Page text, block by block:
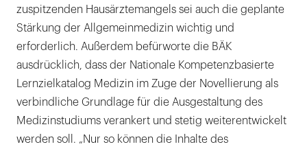
zuspitzenden Hausärztemangels sei auch die geplante
Stärkung der Allgemeinmedizin wichtig und
erforderlich. Außerdem befürworte die BÄK
ausdrücklich, dass der Nationale Kompetenzbasierte
Lernzielkatalog Medizin im Zuge der Novellierung als
verbindliche Grundlage für die Ausgestaltung des
Medizinstudiums verankert und stetig weiterentwickelt
werden soll. „Nur so können die Inhalte des